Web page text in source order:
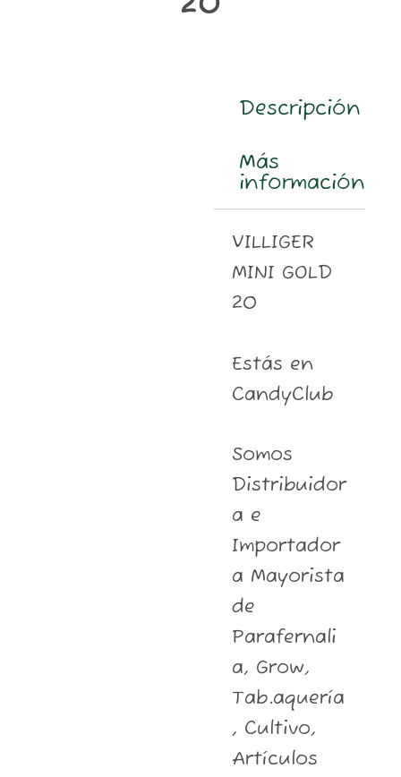
Descripción
Más
información
VILLIGER
MINI GOLD
20
Estás en
CandyClub
Somos
Distribuidor
a e
Importador
a Mayorista
de
Parafernali
a, Grow,
Tab.aquería
, Cultivo,
Artículos